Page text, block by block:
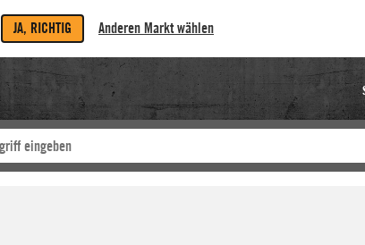
JA, RICHTIG Anderen Markt wählen